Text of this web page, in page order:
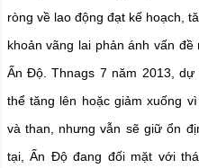
ròng về lao động đạt kế hoạch,
khoản vãng lai phản ánh vấn
Ấn Độ. Thnags 7 năm 2013,
thể tăng lên hoặc giảm xuống
và than, nhưng vẫn sẽ giữ ổn
tại, Ấn Độ đang đối mặt với